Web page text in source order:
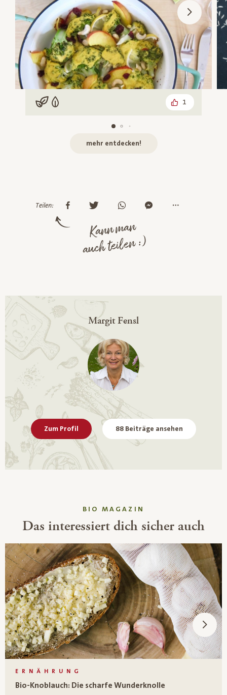
Vegan
Vegetarisch 1
mehr entdecken!
Teilen:
Kann man
auch teilen :)
Margit Fensl
Zum Profil 88 Beiträge ansehen
BIO MAGAZIN
Das interessiert dich sicher auch
ERNÄHRUNG
Bio-Knoblauch: Die scharfe Wunderknolle